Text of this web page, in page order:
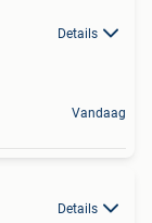
Details
Vandaag
Details